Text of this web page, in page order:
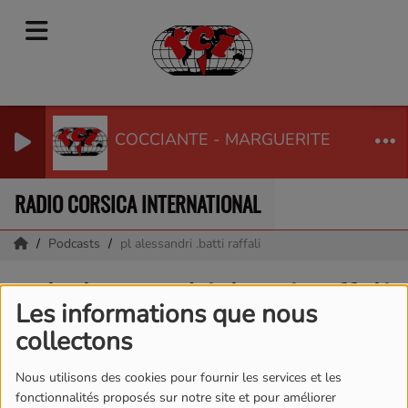
Les informations que nous
collectons
Nous utilisons des cookies pour fournir les services et les
fonctionnalités proposés sur notre site et pour améliorer
COCCIANTE - MARGUERITE
RADIO CORSICA INTERNATIONAL
Podcasts pl alessandri .batti raffali
pl alessandri .batti raffali